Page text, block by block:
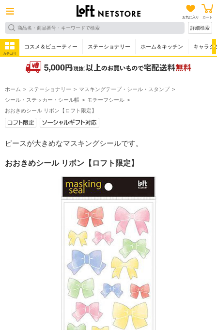
お気に入り カート
詳細検索
カテゴリ
コスメ＆ビューティー ステーショナリー ホーム＆キッチン キャラク
ホーム ステーショナリー
マスキングテープ・シール・スタンプ
シール・ステッカー・シール帳
モチーフシール
おおきめシール リボン【ロフト限定】
ピースが大きめなマスキングシールです。
おおきめシール リボン【ロフト限定】